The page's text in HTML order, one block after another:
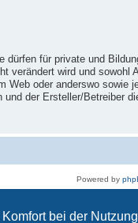
bei der
dürfen für private und
verändert wird und sowohl
Web oder anderswo sowie
und der Ersteller/Betreiber
Powered by